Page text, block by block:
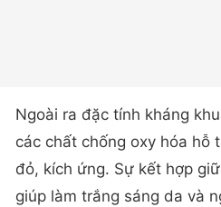
Ngoài ra đặc tính kháng
các chất chống oxy hóa hỗ
đỏ, kích ứng. Sự kết hợp
giúp làm trắng sáng da và